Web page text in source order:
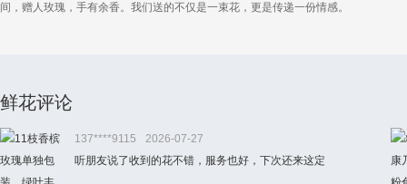
间，赠人玫瑰，手有余香。我们送的不仅是一束花，更是传递一份情感。
鲜花评论
137****9115
2026-07-27
听朋友说了收到的花不错，服务也好，下次还来这定